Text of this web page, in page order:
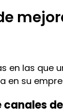
en las que
en su
canales